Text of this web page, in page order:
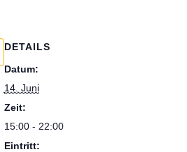
DETAILS
Datum:
14. Juni
Zeit:
15:00 - 22:00
Eintritt: